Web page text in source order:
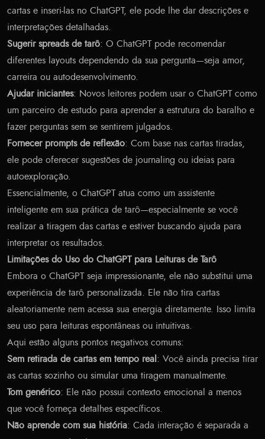
cartas e inseri-las no ChatGPT, ele pode lhe dar descrições e
interpretações detalhadas.
Sugerir spreads de tarô: O ChatGPT pode recomendar
diferentes layouts dependendo da sua pergunta—seja amor,
carreira ou autodesenvolvimento.
Ajudar iniciantes: Novos leitores podem usar o ChatGPT como
um parceiro de estudo para aprender a estrutura do baralho e
fazer perguntas sem se sentirem julgados.
Fornecer prompts de reflexão: Com base nas cartas tiradas,
ele pode oferecer sugestões de journaling ou ideias para
autoexploração.
Essencialmente, o ChatGPT atua como um assistente
inteligente em sua prática de tarô—especialmente se você
realizar a tiragem das cartas e estiver buscando ajuda para
interpretar os resultados.
Limitações do Uso do ChatGPT para Leituras de Tarô
Embora o ChatGPT seja impressionante, ele não substitui uma
experiência de tarô personalizada. Ele não tira cartas
aleatoriamente nem acessa sua energia diretamente. Isso limita
seu uso para leituras espontâneas ou intuitivas.
Aqui estão alguns pontos negativos comuns:
Sem retirada de cartas em tempo real : Você ainda precisa tirar
as cartas sozinho ou simular uma tiragem manualmente.
Tom genérico: Ele não possui contexto emocional a menos
que você forneça detalhes específicos.
Não aprende com sua história: Cada interação é separada a